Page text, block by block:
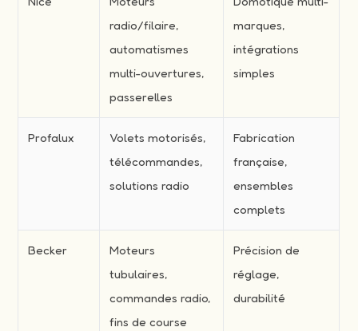
radio/filaire,
automatismes
multi-ouvertures,
passerelles
marques,
intégrations
simples
Profalux
Volets motorisés,
télécommandes,
solutions radio
Fabrication
française,
ensembles
complets
Becker
Moteurs
tubulaires,
commandes radio,
fins de course
Précision de
réglage,
durabilité